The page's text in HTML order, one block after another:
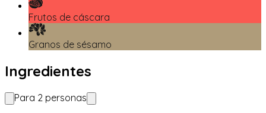
Frutos de cáscara
Granos de sésamo
Ingredientes
Para 2 personas